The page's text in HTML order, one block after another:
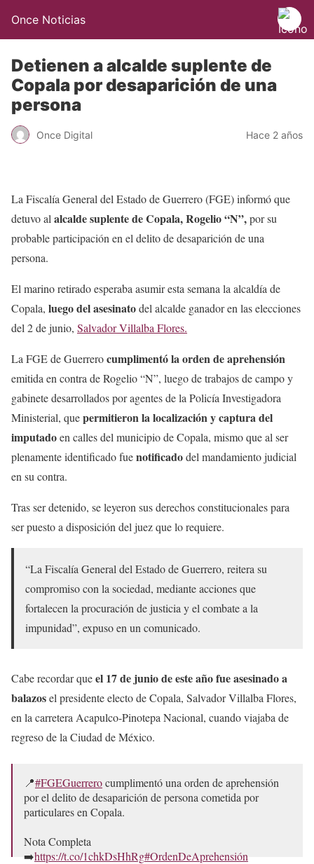
Once Noticias
Detienen a alcalde suplente de
Copala por desaparición de una
persona
Once Digital Hace 2 años
La Fiscalía General del Estado de Guerrero (FGE) informó que
detuvo al alcalde suplente de Copala, Rogelio “N”,por su
probable participación en el delito de desaparición de una
persona.
El marino retirado esperaba asumir esta semana la alcaldía de
Copala, luego del asesinatodel alcalde ganador en las elecciones
del 2 de junio, Salvador Villalba Flores.
La FGE de Guerrerocumplimentó la orden de aprehensión
emitida en contra de Rogelio “N”, luego de trabajos de campo y
gabinete desarrollados por agentes de la Policía Investigadora
Ministerial, quepermitieron la localización y captura del
imputadoen calles del municipio de Copala, mismo que al ser
plenamente identificado fuenotificadodel mandamiento judicial
en su contra.
Tras ser detenido, se leyeron sus derechos constitucionales para
ser puesto a disposición del juez que lo requiere.
“La Fiscalía General del Estado de Guerrero, reitera su
compromiso con la sociedad, mediante acciones que
fortalecen la procuración de justicia y el combate a la
impunidad”, expuso en un comunicado.
Cabe recordar queel 17 de junio de este año fue asesinado a
balazosel presidente electo de Copala, Salvador Villalba Flores,
en la carretera Acapulco-Pinotepa Nacional, cuando viajaba de
regreso de la Ciudad de México.
📍#FGEGuerrerocumplimentó una orden de aprehensión
por el delito de desaparición de persona cometida por
particulares en Copala.
Nota Completa
➡️https://t.co/1chkDsHhRg#OrdenDeAprehensión